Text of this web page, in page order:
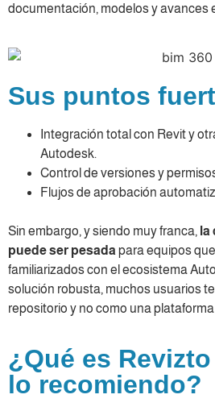
documentación, modelos y avances
Sus puntos
Integración total con Revit y
Autodesk.
Control de versiones y
Flujos de aprobación
Sin embargo, y siendo muy franca,
puede ser pesada para equipos
familiarizados con el ecosistema
solución robusta, muchos usuarios
repositorio y no como una
¿Qué es
lo recomiendo?